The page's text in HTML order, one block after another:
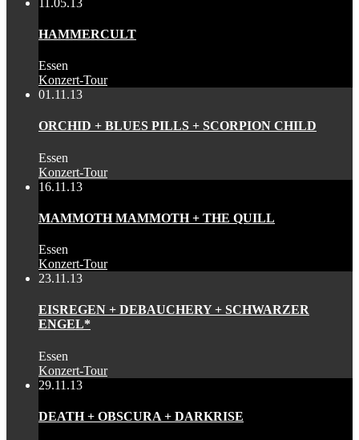
HAMMERCULT
Essen
Konzert-Tour
01.11.13
ORCHID + BLUES PILLS + SCORPION CHILD
Essen
Konzert-Tour
16.11.13
MAMMOTH MAMMOTH + THE QUILL
Essen
Konzert-Tour
23.11.13
EISREGEN + DEBAUCHERY + SCHWARZER
ENGEL*
Essen
Konzert-Tour
29.11.13
DEATH + OBSCURA + DARKRISE